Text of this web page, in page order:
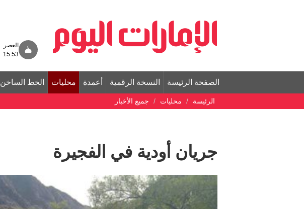
العصر
15:53
الصفحة الرئيسة النسخة الرقمية أعمدة محليات الخط الساخن
الرئيسة محليات جميع الأخبار
جريان أودية في الفجيرة